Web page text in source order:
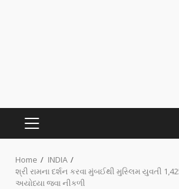
Home
INDIA
શ્રી રામના દર્શન કરવા મુંબઈથી મુસ્લિમ યુવતી
અયોધ્યા જવા નીકળી